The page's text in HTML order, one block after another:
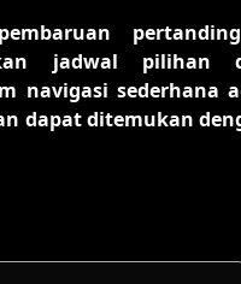
jadwal pilihan
navigasi sederhana
dapat ditemukan